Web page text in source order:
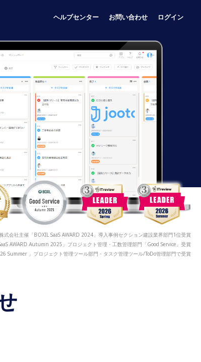
ヘルプセンター お問い合わせ ログイン
式会社主催「BOXIL SaaS AWARD 2024」導入事例セクション建設業界部門1位受賞
AWARD Autumn 2025」プロジェクト管理・工数管理部門「Good Service」受賞
Summer 」プロジェクト管理ツール部門・タスク管理ツール/ToDo管理部門で受賞